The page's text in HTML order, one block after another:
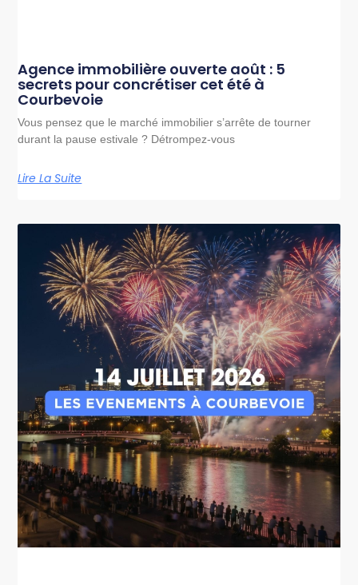
Agence immobilière ouverte août : 5
secrets pour concrétiser cet été à
Courbevoie
Vous pensez que le marché immobilier s’arrête de tourner
durant la pause estivale ? Détrompez-vous
Lire La Suite